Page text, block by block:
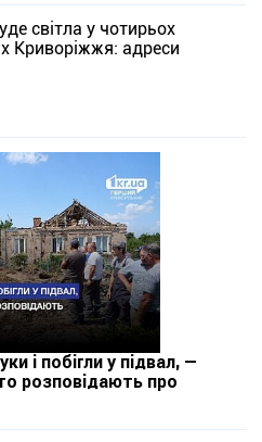
світла у чотирьох
Криворіжжя: адреси
і побігли у підвал, —
розповідають про